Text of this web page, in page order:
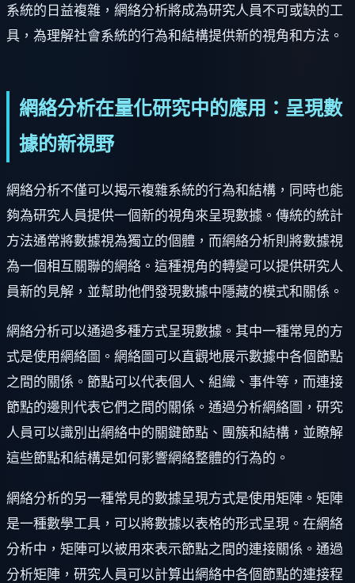
系統的日益複雜，網絡分析將成為研究人員不可或缺的工
具，為理解社會系統的行為和結構提供新的視角和方法。
網絡分析在量化研究中的應用：呈現數
據的新視野
網絡分析不僅可以揭示複雜系統的行為和結構，同時也能
夠為研究人員提供一個新的視角來呈現數據。傳統的統計
方法通常將數據視為獨立的個體，而網絡分析則將數據視
為一個相互關聯的網絡。這種視角的轉變可以提供研究人
員新的見解，並幫助他們發現數據中隱藏的模式和關係。
網絡分析可以通過多種方式呈現數據。其中一種常見的方
式是使用網絡圖。網絡圖可以直觀地展示數據中各個節點
之間的關係。節點可以代表個人、組織、事件等，而連接
節點的邊則代表它們之間的關係。通過分析網絡圖，研究
人員可以識別出網絡中的關鍵節點、團簇和結構，並瞭解
這些節點和結構是如何影響網絡整體的行為的。
網絡分析的另一種常見的數據呈現方式是使用矩陣。矩陣
是一種數學工具，可以將數據以表格的形式呈現。在網絡
分析中，矩陣可以被用來表示節點之間的連接關係。通過
分析矩陣，研究人員可以計算出網絡中各個節點的連接程